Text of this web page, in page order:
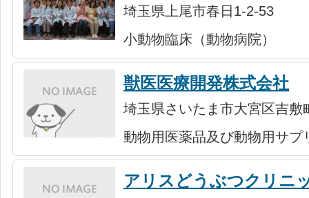
埼玉県上尾市春日1-2-53
小動物臨床（動物病院）
獣医医療開発株式会社
埼玉県さいたま市大宮区吉
動物用医薬品及び動物用サプ
アリスどうぶつクリニ